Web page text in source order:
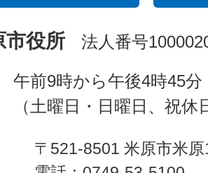
市役所 法人番号
午前9時から午後4時45分
（土曜日・日曜日、祝
〒521-8501 米原市米